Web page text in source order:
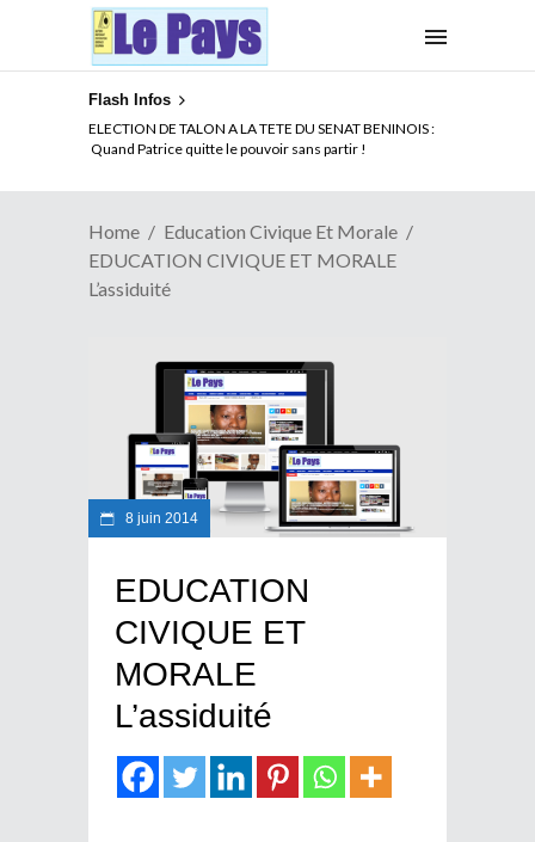
Flash Infos
ELECTION DE TALON A LA TETE DU SENAT BENINOIS :
Quand Patrice quitte le pouvoir sans partir !
Home
Education Civique Et Morale
EDUCATION CIVIQUE ET MORALE
L’assiduité
8 juin 2014
EDUCATION
CIVIQUE ET
MORALE
L’assiduité